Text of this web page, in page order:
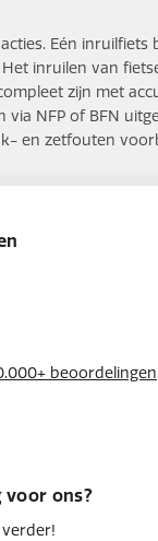
Eén inruilfiets
inruilen van
zijn met
via NFP of BFN
en zetfouten
voor ons?
beoordelingen